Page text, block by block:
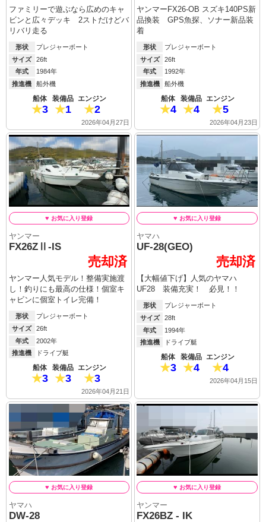
ファミリーで遊ぶなら広めのキャ
ビンと広々デッキ 2ストだけどバ
リバリ走る
形状
プレジャーボート
サイズ
26ft
年式
1984年
推進機
船外機
船体
3
装備品
1
エンジン
2
2026年04月27日
ヤンマーFX26-OB スズキ140PS新
品換装 GPS魚探、ソナー新品装
着
形状
プレジャーボート
サイズ
26ft
年式
1992年
推進機
船外機
船体
4
装備品
4
エンジン
5
2026年04月23日
ヤンマー
FX26ZⅡ-IS
売却済
ヤンマー人気モデル！整備実施渡
し！釣りにも最高の仕様！個室キ
ャビンに個室トイレ完備！
形状
プレジャーボート
サイズ
26ft
年式
2002年
推進機
ドライブ艇
船体
3
装備品
3
エンジン
3
2026年04月21日
ヤマハ
UF-28(GEO)
売却済
【大幅値下げ】人気のヤマハ
UF28 装備充実！ 必見！！
形状
プレジャーボート
サイズ
28ft
年式
1994年
推進機
ドライブ艇
船体
3
装備品
4
エンジン
4
2026年04月15日
ヤマハ
DW-28
ヤンマー
FX26BZ - IK